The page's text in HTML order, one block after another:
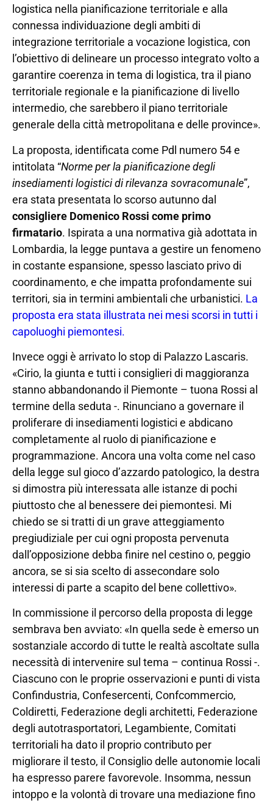
logistica nella pianificazione territoriale e alla
connessa individuazione degli ambiti di
integrazione territoriale a vocazione logistica, con
l’obiettivo di delineare un processo integrato volto a
garantire coerenza in tema di logistica, tra il piano
territoriale regionale e la pianificazione di livello
intermedio, che sarebbero il piano territoriale
generale della città metropolitana e delle province».
La proposta, identificata come Pdl numero 54 e
intitolata “Norme per la pianificazione degli
insediamenti logistici di rilevanza sovracomunale”,
era stata presentata lo scorso autunno dal
consigliere Domenico Rossi come primo
firmatario. Ispirata a una normativa già adottata in
Lombardia, la legge puntava a gestire un fenomeno
in costante espansione, spesso lasciato privo di
coordinamento, e che impatta profondamente sui
territori, sia in termini ambientali che urbanistici. La
proposta era stata illustrata nei mesi scorsi in tutti i
capoluoghi piemontesi.
Invece oggi è arrivato lo stop di Palazzo Lascaris.
«Cirio, la giunta e tutti i consiglieri di maggioranza
stanno abbandonando il Piemonte – tuona Rossi al
termine della seduta -. Rinunciano a governare il
proliferare di insediamenti logistici e abdicano
completamente al ruolo di pianificazione e
programmazione. Ancora una volta come nel caso
della legge sul gioco d’azzardo patologico, la destra
si dimostra più interessata alle istanze di pochi
piuttosto che al benessere dei piemontesi. Mi
chiedo se si tratti di un grave atteggiamento
pregiudiziale per cui ogni proposta pervenuta
dall’opposizione debba finire nel cestino o, peggio
ancora, se si sia scelto di assecondare solo
interessi di parte a scapito del bene collettivo».
In commissione il percorso della proposta di legge
sembrava ben avviato: «In quella sede è emerso un
sostanziale accordo di tutte le realtà ascoltate sulla
necessità di intervenire sul tema – continua Rossi -.
Ciascuno con le proprie osservazioni e punti di vista
Confindustria, Confesercenti, Confcommercio,
Coldiretti, Federazione degli architetti, Federazione
degli autotrasportatori, Legambiente, Comitati
territoriali ha dato il proprio contributo per
migliorare il testo, il Consiglio delle autonomie locali
ha espresso parere favorevole. Insomma, nessun
intoppo e la volontà di trovare una mediazione fino